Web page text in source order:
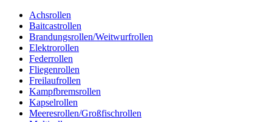
Achsrollen
Baitcastrollen
Brandungsrollen/Weitwurfrollen
Elektrorollen
Federrollen
Fliegenrollen
Freilaufrollen
Kampfbremsrollen
Kapselrollen
Meeresrollen/Großfischrollen